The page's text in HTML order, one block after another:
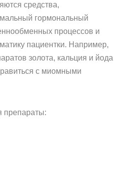
средства,
гормональный
процессов и
пациентки. Например,
золота, кальция и йода
с миомными
препараты: